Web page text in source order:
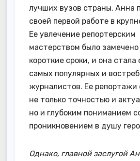
лучших вузов страны, Анна
своей первой работе в
Ее увлечение репортерским
мастерством было
короткие сроки, и она
самых популярных и
журналистов. Ее репортажи
не только точностью и
но и глубоким пониманием
проникновением в душу
Однако, главной заслугой